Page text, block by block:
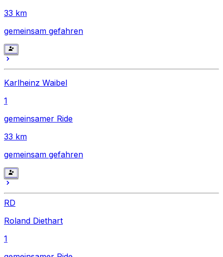
33 km
gemeinsam gefahren
Karlheinz Waibel
1
gemeinsamer Ride
33 km
gemeinsam gefahren
RD
Roland Diethart
1